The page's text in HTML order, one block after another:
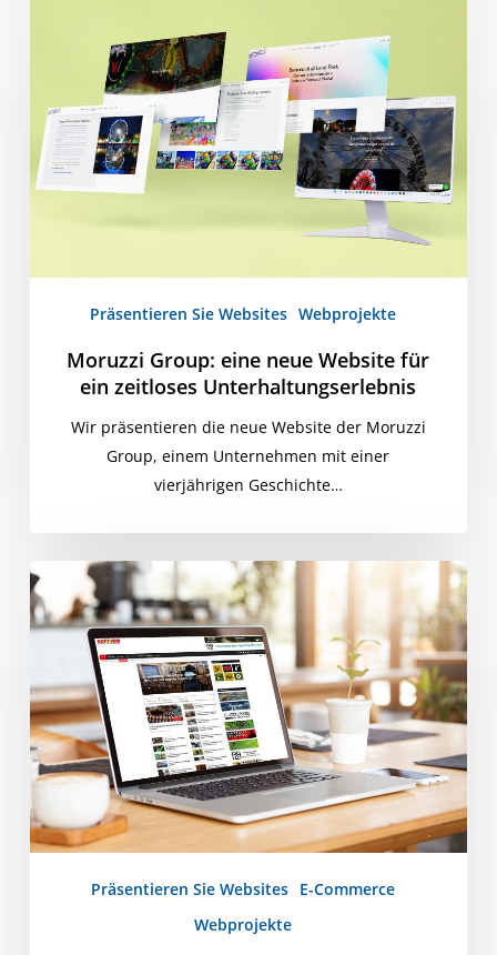
eine
neue
Website
ein
zeitloses
Unterhaltungserlebnis
Präsentieren Sie Websites Webprojekte
Moruzzi Group: eine neue Website für
ein zeitloses Unterhaltungserlebnis
Wir präsentieren die neue Website der Moruzzi
Group, einem Unternehmen mit einer
vierjährigen Geschichte…
Neugestaltung
der
Softair
Dynamics-
Website:
Ein
neues
Gesicht
die
von
Softair
Präsentieren Sie Websites E-Commerce
Webprojekte